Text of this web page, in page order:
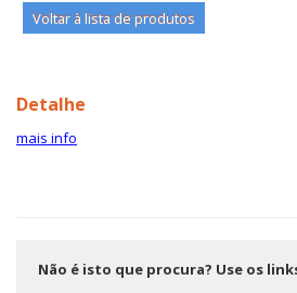
Voltar à lista de produtos
Detalhe
mais info
Não é isto que procura? Use os